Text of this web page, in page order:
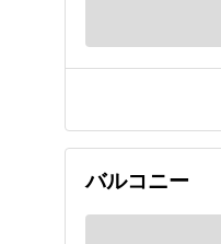
バルコニー